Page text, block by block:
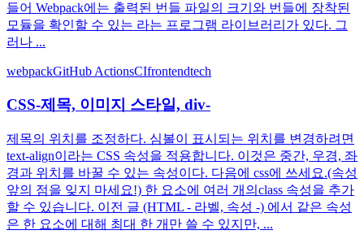
들어 Webpack에는 출력된 번들 파일의 크기와 번들에 장착된
모듈을 확인할 수 있는 라는 프로그램 라이브러리가 있다. 그
러나 ...
webpackGitHub ActionsCIfrontendtech
CSS-제목, 이미지 스타일, div-
제목의 위치를 조정하다. 심볼이 표시되는 위치를 변경하려면
text-align이라는 CSS 속성을 적용합니다. 이것은 중간, 우경, 좌
경과 위치를 바꿀 수 있는 속성이다. 다음에 css에 쓰세요.(속성
앞의 점을 잊지 마세요!) 한 요소에 여러 개의class 속성을 추가
할 수 있습니다. 이전 글 (HTML - 라벨, 속성 -) 에서 같은 속성
은 한 요소에 대해 최대 한 개만 쓸 수 있지만, ...